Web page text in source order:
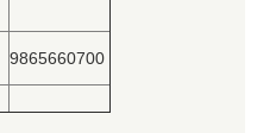
9865660700